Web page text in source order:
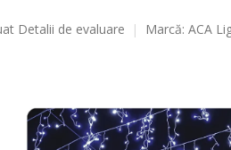
Detalii de evaluare Marcă: ACA